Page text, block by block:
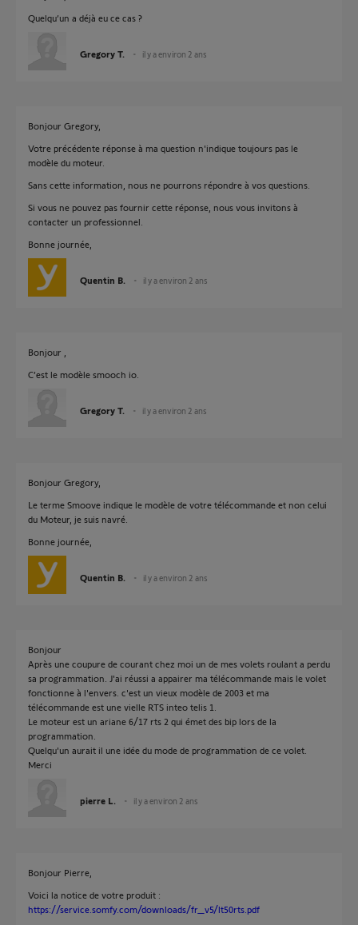
Quelqu’un a déjà eu ce cas ?
Gregory T. il y a environ 2 ans
Bonjour Gregory,
Votre précédente réponse à ma question n'indique toujours pas le
modèle du moteur.
Sans cette information, nous ne pourrons répondre à vos questions.
Si vous ne pouvez pas fournir cette réponse, nous vous invitons à
contacter un professionnel.
Bonne journée,
Quentin B. il y a environ 2 ans
Bonjour ,
C’est le modèle smooch io.
Gregory T. il y a environ 2 ans
Bonjour Gregory,
Le terme Smoove indique le modèle de votre télécommande et non celui
du Moteur, je suis navré.
Bonne journée,
Quentin B. il y a environ 2 ans
Bonjour
Après une coupure de courant chez moi un de mes volets roulant a perdu
sa programmation. J'ai réussi a appairer ma télécommande mais le volet
fonctionne à l'envers. c'est un vieux modèle de 2003 et ma
télécommande est une vielle RTS inteo telis 1.
Le moteur est un ariane 6/17 rts 2 qui émet des bip lors de la
programmation.
Quelqu'un aurait il une idée du mode de programmation de ce volet.
Merci
pierre L. il y a environ 2 ans
Bonjour Pierre,
Voici la notice de votre produit :
https://service.somfy.com/downloads/fr_v5/lt50rts.pdf